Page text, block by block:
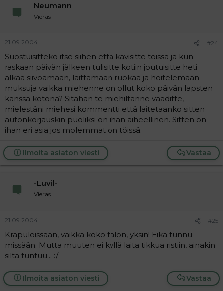
Neumann
Vieras
21.09.2004 #24
Suostuisitteko itse siihen että kävisitte töissä ja kun
raskaan päivän jälkeen tulisitte kotiin joutuisitte heti
alkaa siivoamaan, laittamaan ruokaa ja hoitelemaan
muksuja vaikka miehenne on ollut koko päivän lapsten
kanssa kotona? Sitähän te miehiltänne vaaditte,
mielestäni miehesi kommentti että laitetaanko sitten
autonkorjauskin puoliksi on ihan aiheellinen. Sitten on
ihan eri asia jos molemmat on töissä.
Vastaa
Ilmoita asiaton viesti
-Luvil-
Vieras
21.09.2004 #25
Krapuloissaan, vaikka koko talon, yksin! Eikä tunnu
missään. Mutta muuten ei kyllä laita tikkua ristiin, ainakin
siltä tuntuu... :/
Vastaa
Ilmoita asiaton viesti